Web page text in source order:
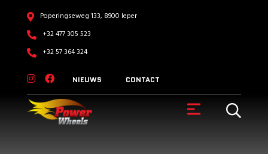
Poperingseweg 133, 8900 Ieper
+32 477 305 523
+32 57 364 324
NIEUWS CONTACT